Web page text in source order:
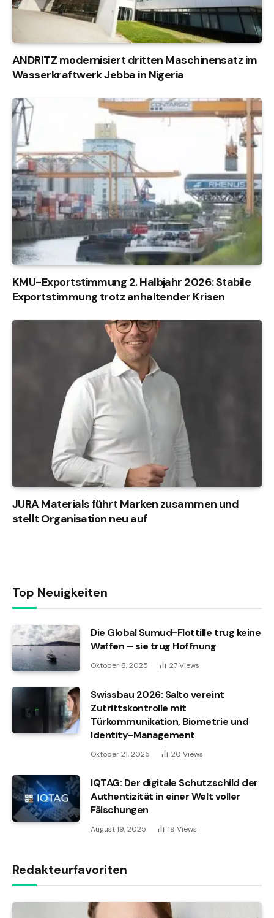
ANDRITZ modernisiert dritten Maschinensatz im
Wasserkraftwerk Jebba in Nigeria
KMU-Exportstimmung 2. Halbjahr 2026: Stabile
Exportstimmung trotz anhaltender Krisen
JURA Materials führt Marken zusammen und
stellt Organisation neu auf
Top Neuigkeiten
Die Global Sumud-Flottille trug keine
Waffen – sie trug Hoffnung
Oktober 8, 2025 27Views
Swissbau 2026: Salto vereint
Zutrittskontrolle mit
Türkommunikation, Biometrie und
Identity-Management
Oktober 21, 2025 20 Views
IQTAG: Der digitale Schutzschild der
Authentizität in einer Welt voller
Fälschungen
August 19, 2025 19 Views
Redakteurfavoriten